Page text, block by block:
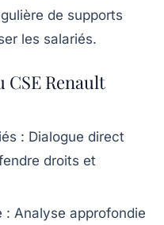
de supports
les salariés.
Renault
: Dialogue direct
droits et
: Analyse approfondie